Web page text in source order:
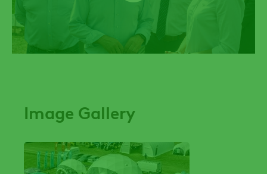
Image Gallery